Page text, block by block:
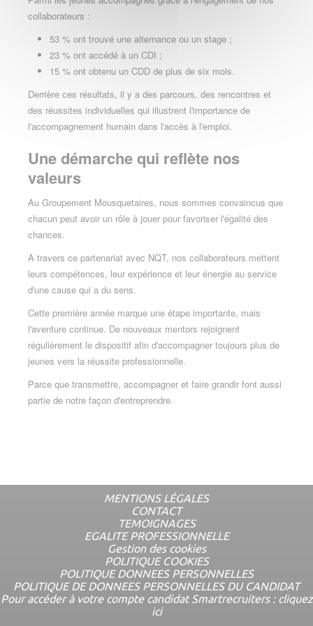
collaborateurs :
53 % ont trouvé une alternance ou un stage ;
23 % ont accédé à un CDI ;
15 % ont obtenu un CDD de plus de six mois.
Derrière ces résultats, il y a des parcours, des rencontres et
des réussites individuelles qui illustrent l'importance de
l'accompagnement humain dans l'accès à l'emploi.
Une démarche qui reflète nos
valeurs
Au Groupement Mousquetaires, nous sommes convaincus que
chacun peut avoir un rôle à jouer pour favoriser l'égalité des
chances.
À travers ce partenariat avec NQT, nos collaborateurs mettent
leurs compétences, leur expérience et leur énergie au service
d'une cause qui a du sens.
Cette première année marque une étape importante, mais
l'aventure continue. De nouveaux mentors rejoignent
régulièrement le dispositif afin d'accompagner toujours plus de
jeunes vers la réussite professionnelle.
Parce que transmettre, accompagner et faire grandir font aussi
partie de notre façon d'entreprendre.
complémentaire
MENTIONS LÉGALES
CONTACT
TEMOIGNAGES
EGALITE PROFESSIONNELLE
Gestion des cookies
POLITIQUE COOKIES
POLITIQUE DONNEES PERSONNELLES
POLITIQUE DE DONNEES PERSONNELLES DU CANDIDAT
Pour accéder à votre compte candidat Smartrecruiters : cliquez
ici